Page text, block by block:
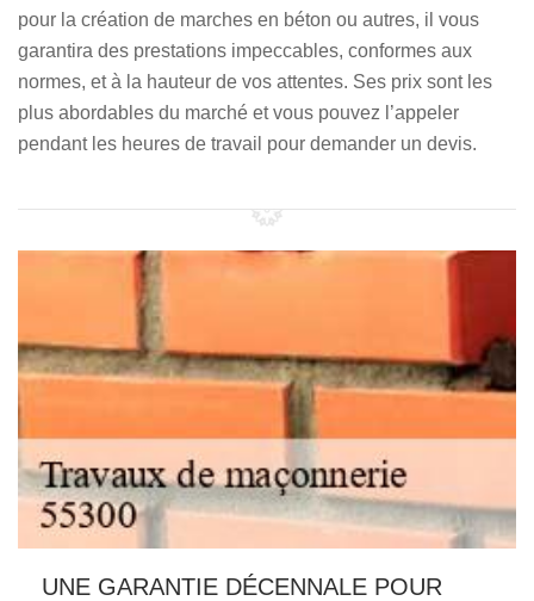
pour la création de marches en béton ou autres, il vous
garantira des prestations impeccables, conformes aux
normes, et à la hauteur de vos attentes. Ses prix sont les
plus abordables du marché et vous pouvez l’appeler
pendant les heures de travail pour demander un devis.
UNE GARANTIE DÉCENNALE POUR